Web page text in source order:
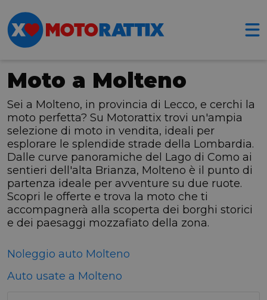
Moto a Molteno
Sei a Molteno, in provincia di Lecco, e cerchi la
moto perfetta? Su Motorattix trovi un'ampia
selezione di moto in vendita, ideali per
esplorare le splendide strade della Lombardia.
Dalle curve panoramiche del Lago di Como ai
sentieri dell'alta Brianza, Molteno è il punto di
partenza ideale per avventure su due ruote.
Scopri le offerte e trova la moto che ti
accompagnerà alla scoperta dei borghi storici
e dei paesaggi mozzafiato della zona.
Noleggio auto Molteno
Auto usate a Molteno